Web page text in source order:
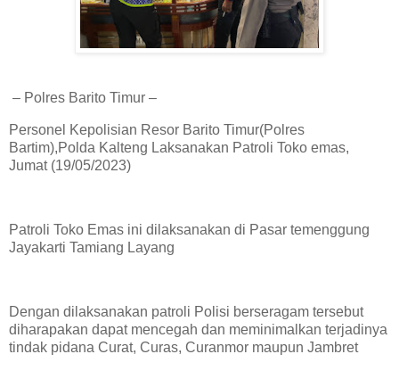
– Polres Barito Timur –
Personel Kepolisian Resor Barito Timur(Polres
Bartim),Polda Kalteng Laksanakan Patroli Toko emas,
Jumat (19/05/2023)
Patroli Toko Emas ini dilaksanakan di Pasar temenggung
Jayakarti Tamiang Layang
Dengan dilaksanakan patroli Polisi berseragam tersebut
diharapakan dapat mencegah dan meminimalkan terjadinya
tindak pidana Curat, Curas, Curanmor maupun Jambret